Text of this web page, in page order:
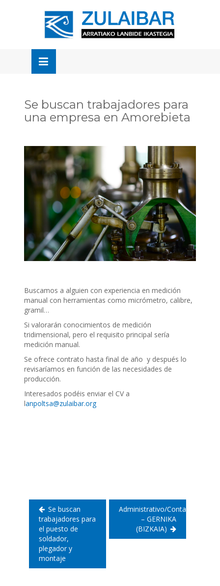
Se buscan trabajadores para
una empresa en Amorebieta
Buscamos a alguien con experiencia en medición
manual con herramientas como micrómetro, calibre,
gramil…
Si valorarán conocimientos de medición
tridimensional, pero el requisito principal sería
medición manual.
Se ofrece contrato hasta final de año y después lo
revisaríamos en función de las necesidades de
producción.
Interesados podéis enviar el CV a
lanpoltsa@zulaibar.org
Se buscan
trabajadores para
el puesto de
soldador,
plegador y
montaje
Administrativo/Contable
– GERNIKA
(BIZKAIA)